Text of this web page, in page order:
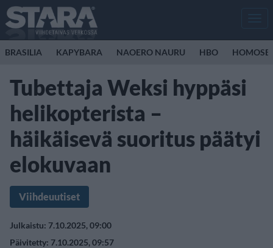
BRASILIA KAPYBARA NAOERO NAURU HBO
Tubettaja Weksi hyppäsi
helikopterista –
häikäisevä suoritus päätyi
elokuvaan
Viihdeuutiset
Julkaistu: 7.10.2025, 09:00
Päivitetty: 7.10.2025, 09:57